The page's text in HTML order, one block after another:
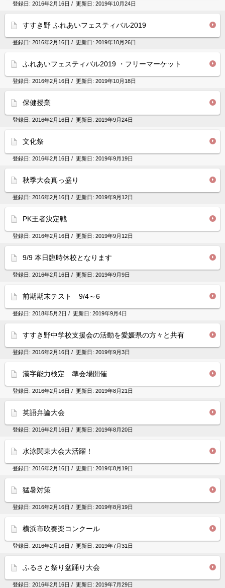
登録日: 2016年2月16日 / 更新日: 2019年10月24日
すすき野 ふれあいフェスティバル2019
登録日: 2016年2月16日 / 更新日: 2019年10月26日
ふれあいフェスティバル2019 ・フリーマーケット
登録日: 2016年2月16日 / 更新日: 2019年10月18日
保健授業
登録日: 2016年2月16日 / 更新日: 2019年9月24日
文化祭
登録日: 2016年2月16日 / 更新日: 2019年9月19日
秋季大会真っ盛り
登録日: 2016年2月16日 / 更新日: 2019年9月12日
PK王者決定戦
登録日: 2016年2月16日 / 更新日: 2019年9月12日
9/9 本日臨時休校となります
登録日: 2016年2月16日 / 更新日: 2019年9月9日
前期期末テスト 9/4～6
登録日: 2018年5月2日 / 更新日: 2019年9月4日
すすき野中学校支援会の活動を愛媛県の方々と共有
登録日: 2016年2月16日 / 更新日: 2019年9月3日
漢字能力検定 準会場開催
登録日: 2016年2月16日 / 更新日: 2019年8月21日
英語弁論大会
登録日: 2016年2月16日 / 更新日: 2019年8月20日
水泳関東大会大活躍！
登録日: 2016年2月16日 / 更新日: 2019年8月19日
猛暑対策
登録日: 2016年2月16日 / 更新日: 2019年8月19日
横浜市吹奏楽コンクール
登録日: 2016年2月16日 / 更新日: 2019年7月31日
ふるさと祭り盆踊り大会
登録日: 2016年2月16日 / 更新日: 2019年7月29日